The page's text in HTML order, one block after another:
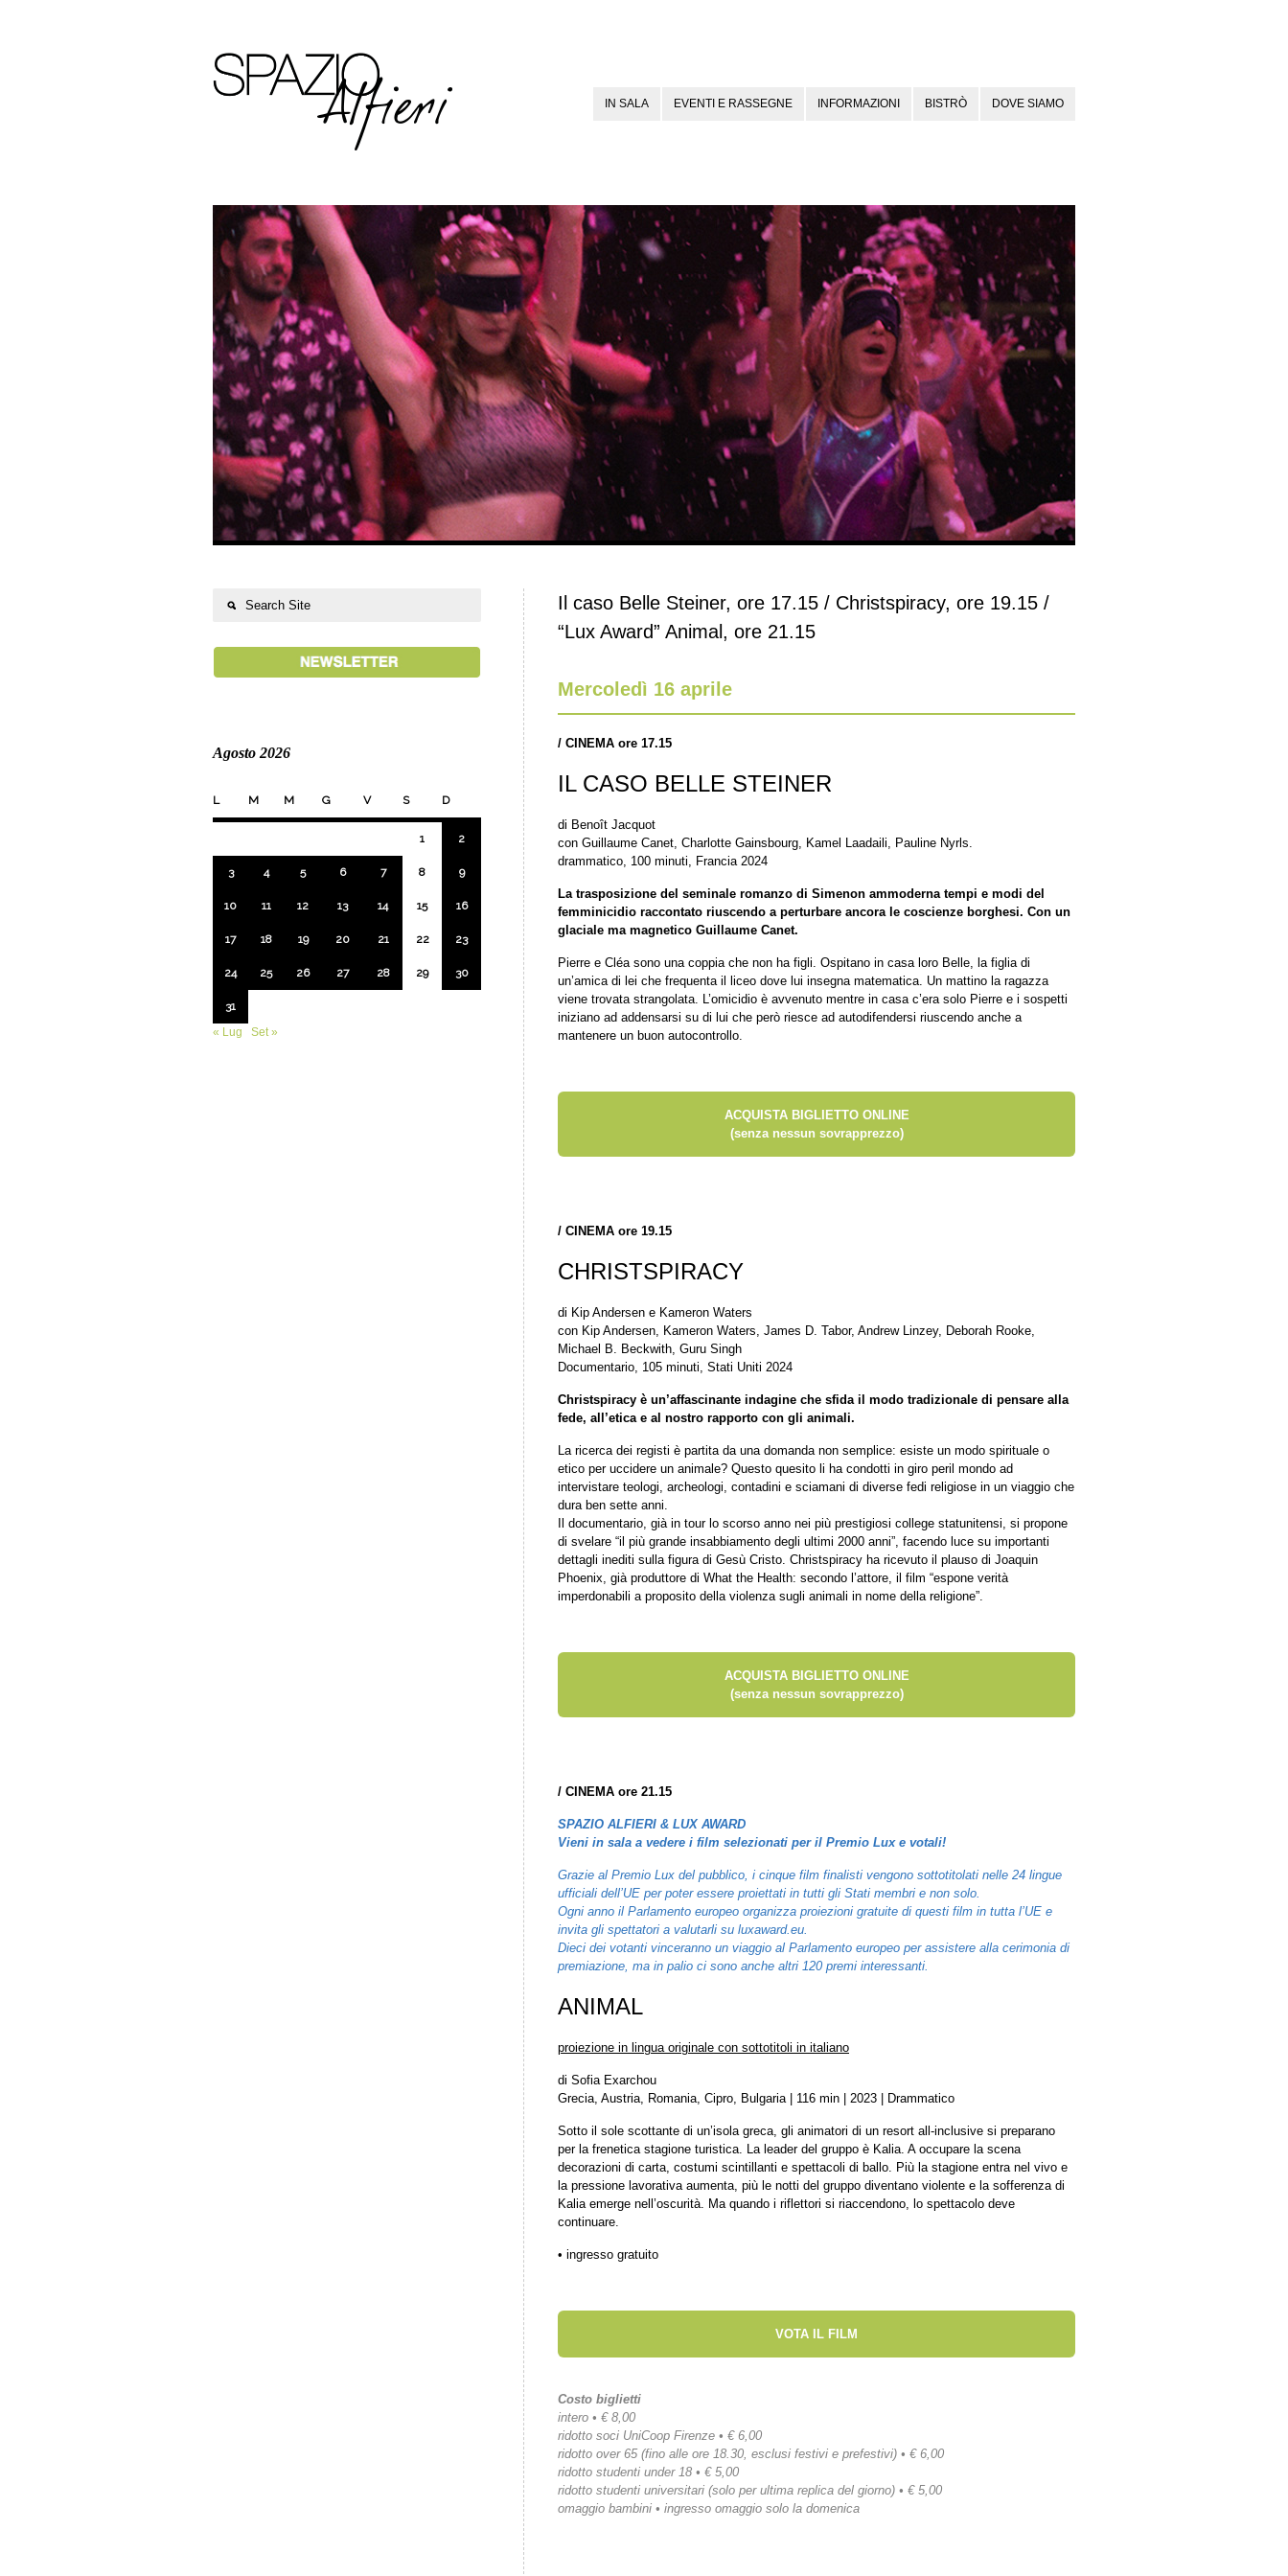
IN SALA EVENTI E RASSEGNE INFORMAZIONI BISTRÒ DOVE SIAMO
Il caso Belle Steiner, ore 17.15 / Christspiracy, ore 19.15 /
“Lux Award” Animal, ore 21.15
Mercoledì 16 aprile
/ CINEMA ore 17.15
IL CASO BELLE STEINER
di Benoît Jacquot
con Guillaume Canet, Charlotte Gainsbourg, Kamel Laadaili, Pauline Nyrls.
drammatico, 100 minuti, Francia 2024
La trasposizione del seminale romanzo di Simenon ammoderna tempi e modi del
femminicidio raccontato riuscendo a perturbare ancora le coscienze borghesi. Con un
glaciale ma magnetico Guillaume Canet.
Pierre e Cléa sono una coppia che non ha figli. Ospitano in casa loro Belle, la figlia di
un’amica di lei che frequenta il liceo dove lui insegna matematica. Un mattino la ragazza
viene trovata strangolata. L’omicidio è avvenuto mentre in casa c’era solo Pierre e i sospetti
iniziano ad addensarsi su di lui che però riesce ad autodifendersi riuscendo anche a
mantenere un buon autocontrollo.
ACQUISTA BIGLIETTO ONLINE
(senza nessun sovrapprezzo)
/ CINEMA ore 19.15
CHRISTSPIRACY
di Kip Andersen e Kameron Waters
con Kip Andersen, Kameron Waters, James D. Tabor, Andrew Linzey, Deborah Rooke,
Michael B. Beckwith, Guru Singh
Documentario, 105 minuti, Stati Uniti 2024
Christspiracy è un’affascinante indagine che sfida il modo tradizionale di pensare alla
fede, all’etica e al nostro rapporto con gli animali.
La ricerca dei registi è partita da una domanda non semplice: esiste un modo spirituale o
etico per uccidere un animale? Questo quesito li ha condotti in giro peril mondo ad
intervistare teologi, archeologi, contadini e sciamani di diverse fedi religiose in un viaggio che
dura ben sette anni.
Il documentario, già in tour lo scorso anno nei più prestigiosi college statunitensi, si propone
di svelare “il più grande insabbiamento degli ultimi 2000 anni”, facendo luce su importanti
dettagli inediti sulla figura di Gesù Cristo. Christspiracy ha ricevuto il plauso di Joaquin
Phoenix, già produttore di What the Health: secondo l’attore, il film “espone verità
imperdonabili a proposito della violenza sugli animali in nome della religione”.
ACQUISTA BIGLIETTO ONLINE
(senza nessun sovrapprezzo)
/ CINEMA ore 21.15
SPAZIO ALFIERI & LUX AWARD
Vieni in sala a vedere i film selezionati per il Premio Lux e votali!
Grazie al Premio Lux del pubblico, i cinque film finalisti vengono sottotitolati nelle 24 lingue
ufficiali dell’UE per poter essere proiettati in tutti gli Stati membri e non solo.
Ogni anno il Parlamento europeo organizza proiezioni gratuite di questi film in tutta l’UE e
invita gli spettatori a valutarli su luxaward.eu.
Dieci dei votanti vinceranno un viaggio al Parlamento europeo per assistere alla cerimonia di
premiazione, ma in palio ci sono anche altri 120 premi interessanti.
ANIMAL
proiezione in lingua originale con sottotitoli in italiano
di Sofia Exarchou
Grecia, Austria, Romania, Cipro, Bulgaria | 116 min | 2023 | Drammatico
Sotto il sole scottante di un’isola greca, gli animatori di un resort all-inclusive si preparano
per la frenetica stagione turistica. La leader del gruppo è Kalia. A occupare la scena
decorazioni di carta, costumi scintillanti e spettacoli di ballo. Più la stagione entra nel vivo e
la pressione lavorativa aumenta, più le notti del gruppo diventano violente e la sofferenza di
Kalia emerge nell’oscurità. Ma quando i riflettori si riaccendono, lo spettacolo deve
continuare.
• ingresso gratuito
VOTA IL FILM
Costo biglietti
intero • € 8,00
ridotto soci UniCoop Firenze • € 6,00
ridotto over 65 (fino alle ore 18.30, esclusi festivi e prefestivi) • € 6,00
ridotto studenti under 18 • € 5,00
ridotto studenti universitari (solo per ultima replica del giorno) • € 5,00
omaggio bambini • ingresso omaggio solo la domenica
Agosto 2026
L M M G V S D
1 2
3 4 5 6 7 8 9
10 11 12 13 14 15 16
17 18 19 20 21 22 23
24 25 26 27 28 29 30
31
« Lug
Set »